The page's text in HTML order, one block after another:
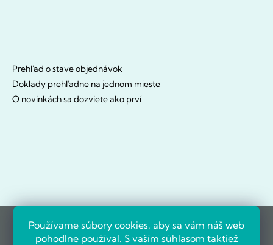
Používame súbory cookies, aby sa vám náš web
pohodlne používal. S vaším súhlasom taktiež
Prehľad o stave objednávok
Doklady prehľadne na jednom mieste
O novinkách sa dozviete ako prví